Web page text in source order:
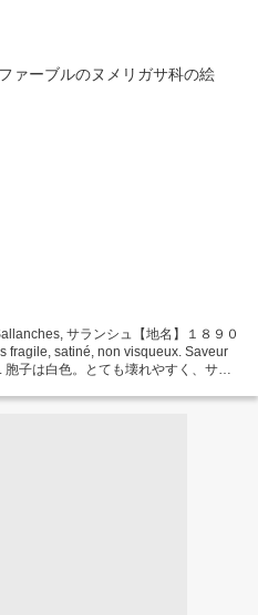
サランシュ【地名】１８９０
fragile, satiné, non visqueux. Saveur
子は白色。とても壊れやすく、サテ